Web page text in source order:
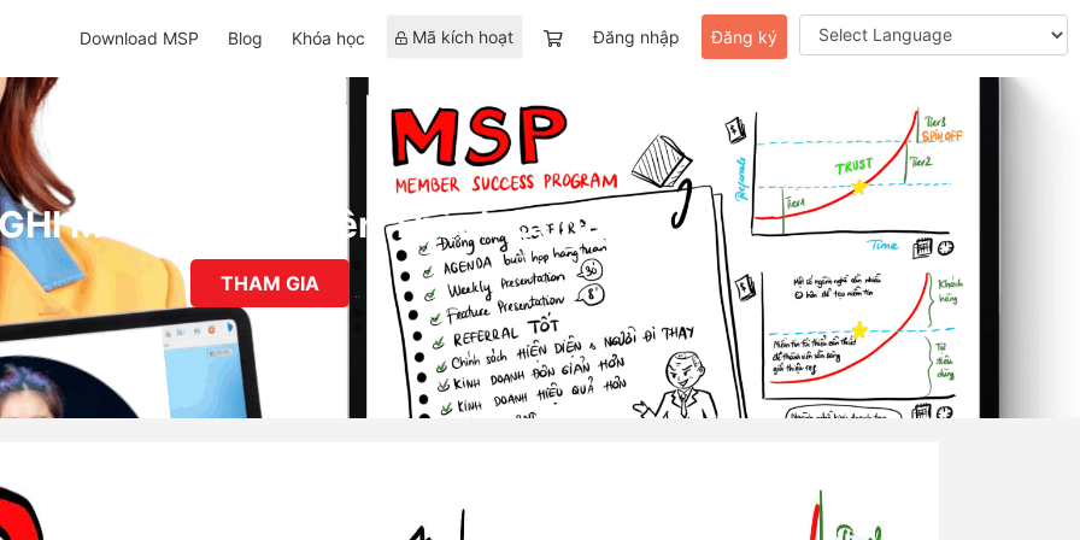
Download MSP Blog Khóa học Mã kích hoạt Đăng nhập Đăng ký
MSP - Thành viên Thành Công
THAM GIA